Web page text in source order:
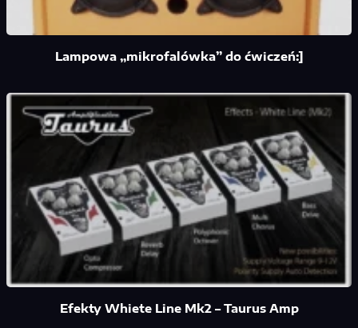
Lampowa „mikrofalówka” do ćwiczeń:]
Efekty Whiete Line Mk2 – Taurus Amp